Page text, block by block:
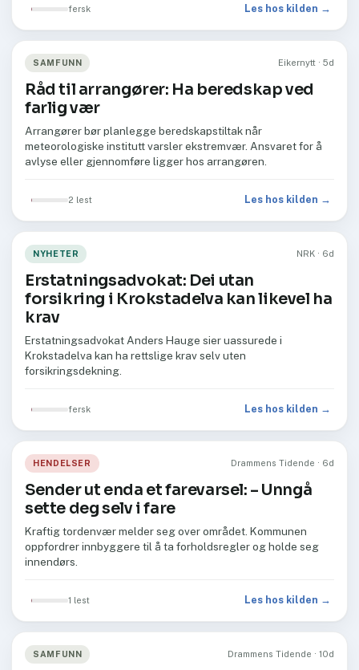
fersk Les hos kilden →
SAMFUNN Eikernytt · 5d
Råd til arrangører: Ha beredskap ved
farlig vær
Arrangører bør planlegge beredskapstiltak når
meteorologiske institutt varsler ekstremvær. Ansvaret for å
avlyse eller gjennomføre ligger hos arrangøren.
2 lest Les hos kilden →
NYHETER NRK · 6d
Erstatningsadvokat: Dei utan
forsikring i Krokstadelva kan likevel ha
krav
Erstatningsadvokat Anders Hauge sier uassurede i
Krokstadelva kan ha rettslige krav selv uten
forsikringsdekning.
fersk Les hos kilden →
HENDELSER Drammens Tidende · 6d
Sender ut enda et farevarsel: –⁠ Unngå
sette deg selv i fare
Kraftig tordenvær melder seg over området. Kommunen
oppfordrer innbyggere til å ta forholdsregler og holde seg
innendørs.
1 lest Les hos kilden →
SAMFUNN Drammens Tidende · 10d